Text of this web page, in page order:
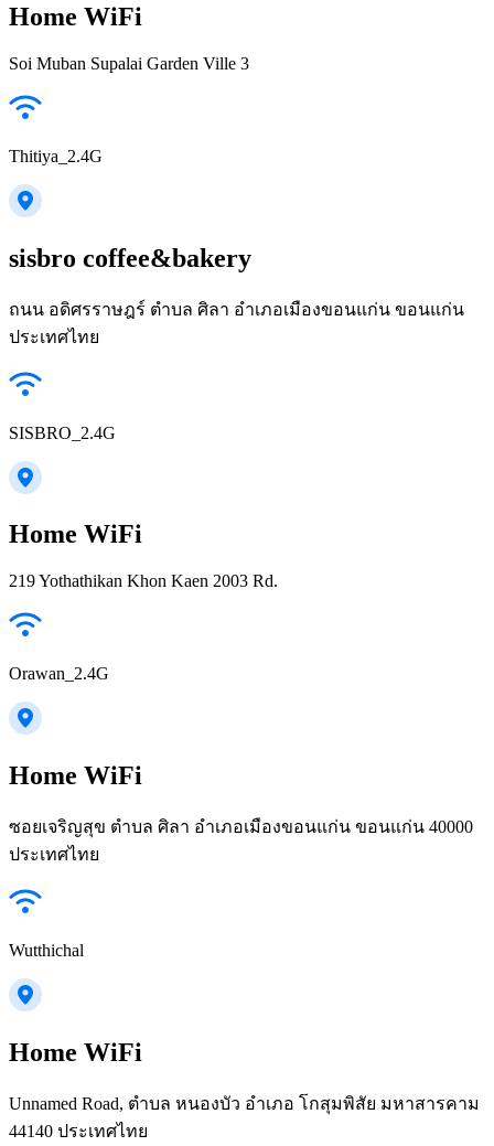
Home WiFi
Soi Muban Supalai Garden Ville 3
Thitiya_2.4G
sisbro coffee&bakery
ถนน อดิศรราษฎร์ ตำบล ศิลา อำเภอเมืองขอนแก่น ขอนแก่น
ประเทศไทย
SISBRO_2.4G
Home WiFi
219 Yothathikan Khon Kaen 2003 Rd.
Orawan_2.4G
Home WiFi
ซอยเจริญสุข ตำบล ศิลา อำเภอเมืองขอนแก่น ขอนแก่น 40000
ประเทศไทย
Wutthichal
Home WiFi
Unnamed Road, ตำบล หนองบัว อำเภอ โกสุมพิสัย มหาสารคาม
44140 ประเทศไทย